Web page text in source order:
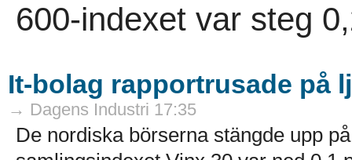
600-indexet var steg
It-bolag rapportrusade på
→ Dagens Industri 17:35
De nordiska börserna stängde upp